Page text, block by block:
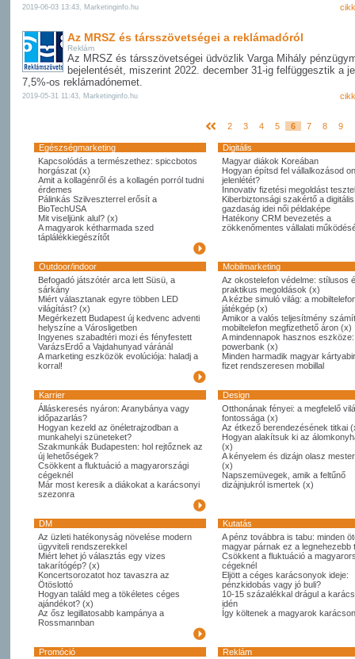
2019-06-03 13:43, Marketinginfo.hu
Az MRSZ és társszövetségei a reklámadóról
Reklám
Az MRSZ és társszövetségei üdvözlik Varga Mihály
bejelentését, miszerint 2022. december 31-ig felfüggesztik a
7,5%-os reklámadónemet.
2019-05-31 11:43, Marketinginfo.hu
2 3 4 5 6 7 8 9
Egészségmarketing
Digitális
Kapcsolódás a természethez: spiccbotos
horgászat (x)
Amit a kollagénről és a kollagén porról tudni
érdemes
Pálinkás Szilveszterrel erősít a
BioTechUSA
Mit viseljünk alul? (x)
A magyarok kétharmada szed
táplálékkiegészítőt
Magyar diákok Koreában
Hogyan építsd fel vállalkozásod
jelenlétét?
Innovativ fizetési megoldást
Kiberbiztonsági szakértő a digitális
gazdaság idei női példaképe
Hatékony CRM bevezetés a
zökkenőmentes vállalati
Outdoor/indoor
Mobilmarketing
Befogadó játszótér arca lett Süsü, a
sárkány
Miért választanak egyre többen LED
világítást? (x)
Megérkezett Budapest új kedvenc adventi
helyszíne a Városligetben
Ingyenes szabadtéri mozi és fényfestett
VarázsErdő a Vajdahunyad váránál
A marketing eszközök evolúciója: haladj a
korral!
Az okostelefon védelme: stílusos
praktikus megoldások (x)
A kézbe simuló világ: a
játékgép (x)
Amikor a valós teljesítmény
mobiltelefon megfizethető áron (x)
A mindennapok hasznos
powerbank (x)
Minden harmadik magyar
fizet rendszeresen mobillal
Karrier
Design
Álláskeresés nyáron: Aranybánya vagy
időpazarlás?
Hogyan kezeld az önéletrajzodban a
munkahelyi szüneteket?
Szakmunkák Budapesten: hol rejtőznek az
új lehetőségek?
Csökkent a fluktuáció a magyarországi
cégeknél
Már most keresik a diákokat a karácsonyi
szezonra
Otthonának fényei: a megfelelő
fontossága (x)
Az étkező berendezésének titkai
Hogyan alakítsuk ki az
(x)
A kényelem és dizájn olasz
(x)
Napszemüvegek, amik a feltűnő
dizájnjukról ismertek (x)
DM
Kutatás
Az üzleti hatékonyság növelése modern
ügyviteli rendszerekkel
Miért lehet jó választás egy vizes
takarítógép? (x)
Koncertsorozatot hoz tavaszra az
Ötöslottó
Hogyan találd meg a tökéletes céges
ajándékot? (x)
Az ősz legillatosabb kampánya a
Rossmannban
A pénz továbbra is tabu: minden
magyar párnak ez a legnehezebb
Csökkent a fluktuáció a
cégeknél
Eljött a céges karácsonyok ideje:
pénzkidobás vagy jó buli?
10-15 százalékkal drágul a
idén
Így költenek a magyarok
Promóció
Reklám